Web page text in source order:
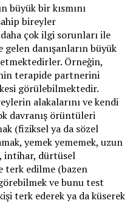
büyük bir kısmını
bireyler
çok ilgi sorunları ile
danışanların büyük
Örneğin,
terapide partnerini
görülebilmektedir.
alakalarını ve kendi
davranış örüntüleri
(fiziksel ya da sözel
yemek yememek, uzun
intihar, dürtüsel
terk edilme (bazen
ve bunu test
terk ederek ya da küserek